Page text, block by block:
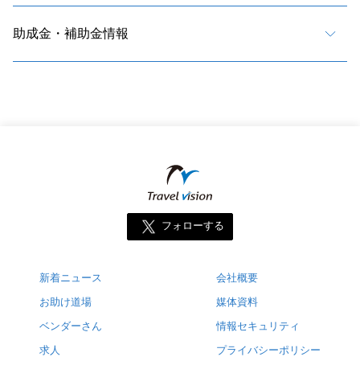
助成金・補助金情報
フォローする
新着ニュース
お助け道場
ベンダーさん
求人
会社概要
媒体資料
情報セキュリティ
プライバシーポリシー